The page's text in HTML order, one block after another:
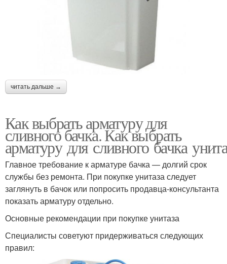
читать дальше →
Как выбрать арматуру для
сливного бачка. Как выбрать
арматуру для сливного бачка
Главное требование к арматуре бачка — долгий срок
службы без ремонта. При покупке унитаза следует
заглянуть в бачок или попросить продавца-консультанта
показать арматуру отдельно.
Основные рекомендации при покупке унитаза
Специалисты советуют придерживаться следующих
правил: